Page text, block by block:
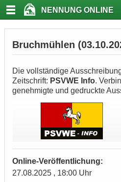
NENNUNG ONLINE
Bruchmühlen
Die vollständige
Zeitschrift: PSVWE Info.
genehmigte und gedruckte
Online-Veröffentlichung:
27.08.2025 , 18:00 Uhr